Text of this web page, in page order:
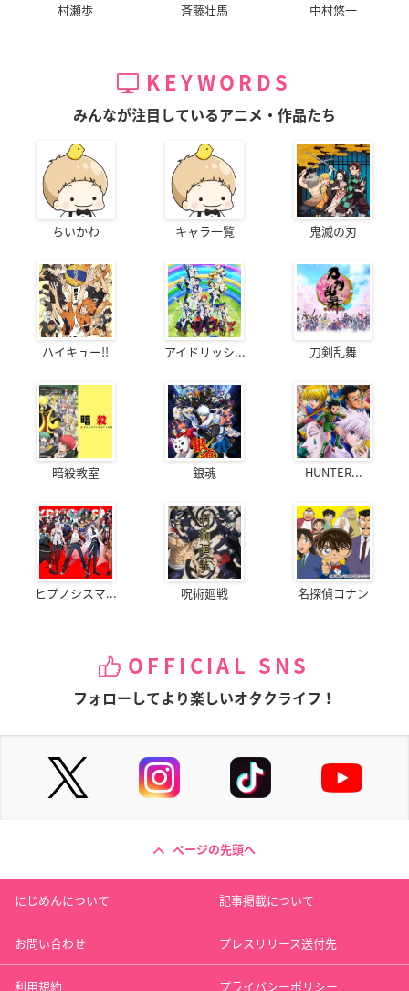
村瀬歩 斉藤壮馬 中村悠一
KEYWORDS
みんなが注目しているアニメ・作品たち
ちいかわ キャラ一覧 鬼滅の刃
ハイキュー!! アイドリッシ... 刀剣乱舞
暗殺教室 銀魂 HUNTER...
ヒプノシスマ... 呪術廻戦 名探偵コナン
OFFICIAL SNS
フォローしてより楽しいオタクライフ！
ページの先頭へ
にじめんについて 記事掲載について
お問い合わせ プレスリリース送付先
利用規約 プライバシーポリシー